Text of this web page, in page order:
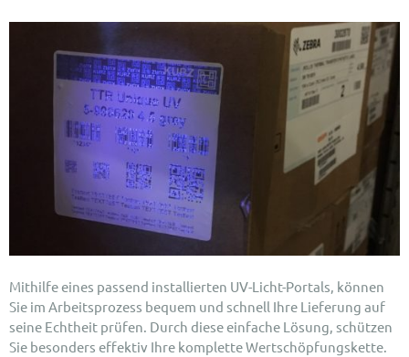
Mithilfe eines passend installierten UV-Licht-Portals, können
Sie im Arbeitsprozess bequem und schnell Ihre Lieferung auf
seine Echtheit prüfen. Durch diese einfache Lösung, schützen
Sie besonders effektiv Ihre komplette Wertschöpfungskette.